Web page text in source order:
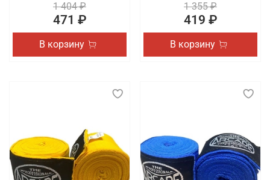
1 404 ₽
471 ₽
В корзину
1 355 ₽
419 ₽
В корзину